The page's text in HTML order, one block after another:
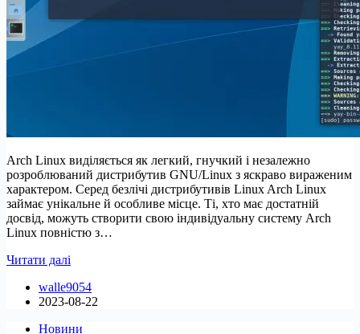
Arch Linux виділяється як легкий, гнучкий і незалежно
розроблюваний дистрибутив GNU/Linux з яскраво вираженим
характером. Серед безлічі дистрибутивів Linux Arch Linux
займає унікальне й особливе місце. Ті, хто має достатній
досвід, можуть створити свою індивідуальну систему Arch
Linux повністю з…
Читати далі
використовуваних
помічників
для
walle9054
2023-08-22
Новини